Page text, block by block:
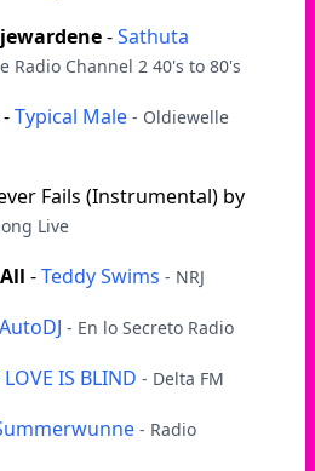
-Sathuta
Radio Channel 2 40's to 80's
-Typical Male - Oldiewelle
Fails (Instrumental) by
Live
-Teddy Swims - NRJ
AutoDJ - En lo Secreto Radio
LOVE IS BLIND - Delta FM
- Radio